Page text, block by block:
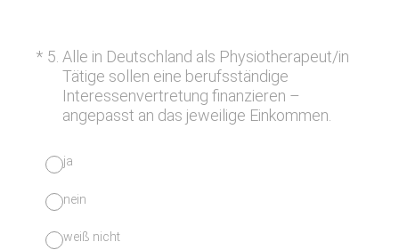
* 5 Alle in Deutschland als Physiotherapeut/in
Tätige sollen eine berufsständige
Interessenvertretung finanzieren –
angepasst an das jeweilige Einkommen.
(Erforderlich.)
ja
nein
weiß nicht